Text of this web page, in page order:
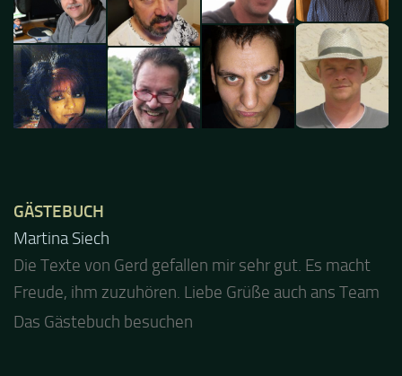
GÄSTEBUCH
Jacel
Guten Abend und auch von uns nochmals besten
Dank für die tolle Mucke zur Party! Der aktuelle Live